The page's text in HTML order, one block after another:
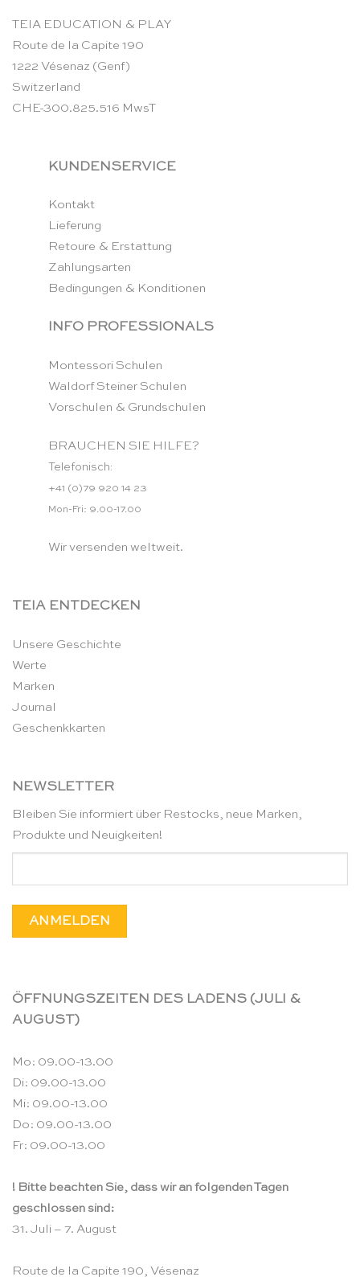
TEIA EDUCATION & PLAY
Route de la Capite 190
1222 Vésenaz (Genf)
Switzerland
CHE-300.825.516 MwsT
KUNDENSERVICE
Kontakt
Lieferung
Retoure & Erstattung
Zahlungsarten
Bedingungen & Konditionen
INFO PROFESSIONALS
Montessori Schulen
Waldorf Steiner Schulen
Vorschulen & Grundschulen
BRAUCHEN SIE HILFE?
Telefonisch:
+41 (0)79 920 14 23
Mon-Fri: 9.00-17.00
Wir versenden weltweit.
TEIA ENTDECKEN
Unsere Geschichte
Werte
Marken
Journal
Geschenkkarten
NEWSLETTER
Bleiben Sie informiert über Restocks, neue Marken,
Produkte und Neuigkeiten!
ÖFFNUNGSZEITEN DES LADENS (JULI &
AUGUST)
Mo: 09.00-13.00
Di: 09.00-13.00
Mi: 09.00-13.00
Do: 09.00-13.00
Fr: 09.00-13.00
! Bitte beachten Sie, dass wir an folgenden Tagen
geschlossen sind:
31. Juli – 7. August
Route de la Capite 190, Vésenaz